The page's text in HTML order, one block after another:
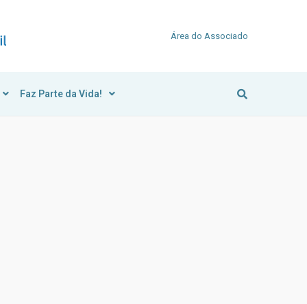
Área do Associado
Faz Parte da Vida!